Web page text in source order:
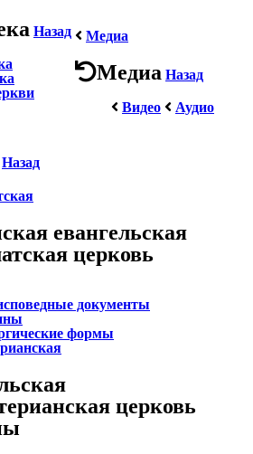
Назад Медиа
Медиа Назад
Видео
Аудио
Назад
евангельская
церковь
документы
формы
церковь